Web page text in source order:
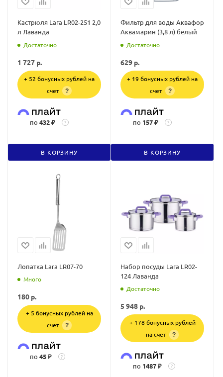
Кастрюля Lara LR02-251 2,0
л Лаванда
Достаточно
1 727 р.
+ 52 бонусных рублей на
счет
?
по 432 ₽ ?
В КОРЗИНУ
Фильтр для воды Аквафор
Аквамарин (3,8 л) белый
Достаточно
629 р.
+ 19 бонусных рублей на
счет
?
по 157 ₽ ?
В КОРЗИНУ
Лопатка Lara LR07-70
Много
180 р.
+ 5 бонусных рублей на
счет
?
по 45 ₽ ?
Набор посуды Lara LR02-
124 Лаванда
Достаточно
5 948 р.
+ 178 бонусных рублей
на счет
?
по 1487 ₽ ?